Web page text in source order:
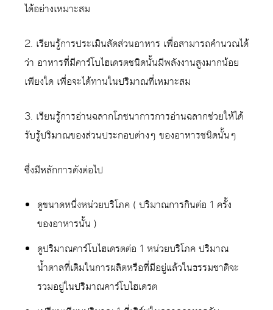
ได้อย่างเหมาะสม
2. เรียนรู้การประเมินสัดส่วนอาหาร เพื่อสามารถคำนวณได้
ว่า อาหารที่มีคาร์โบไฮเดรตชนิดนั้นมีพลังงานสูงมากน้อย
เพียงใด เพื่อจะได้ทานในปริมาณที่เหมาะสม
3. เรียนรู้การอ่านฉลากโภชนาการการอ่านฉลากช่วยให้ได้
รับรู้ปริมาณของส่วนประกอบต่างๆ ของอาหารชนิดนั้นๆ
ซึ่งมีหลักการดังต่อไป
ดูขนาดหนึ่งหน่วยบริโภค ( ปริมาณการกินต่อ 1 ครั้ง
ของอาหารนั้น )
ดูปริมาณคาร์โบไฮเดรตต่อ 1 หน่วยบริโภค ปริมาณ
น้ำตาลที่เติมในการผลิตหรือที่มีอยู่แล้วในธรรมชาติจะ
รวมอยู่ในปริมาณคาร์โบไฮเดรต